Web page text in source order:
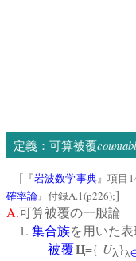
定義：可算被覆
[ 『岩波数学事典』項目
確率論』付録A.1(p226);]
A.可算被覆の一般論
1. 集合族を用いた
被覆Ц={ Uλ}λ